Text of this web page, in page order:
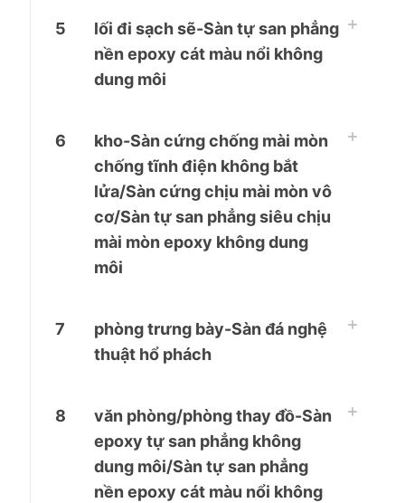
5
lối đi sạch sẽ-Sàn tự san phẳng
nền epoxy cát màu nổi không
dung môi
6
kho-Sàn cứng chống mài mòn
chống tĩnh điện không bắt
lửa/Sàn cứng chịu mài mòn vô
cơ/Sàn tự san phẳng siêu chịu
mài mòn epoxy không dung
môi
7
phòng trưng bày-Sàn đá nghệ
thuật hổ phách
8
văn phòng/phòng thay đồ-Sàn
epoxy tự san phẳng không
dung môi/Sàn tự san phẳng
nền epoxy cát màu nổi không